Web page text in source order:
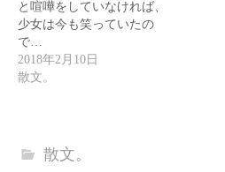
と喧嘩をしていなければ、
少女は今も笑っていたの
で…
2018年2月10日
散文。
散文。